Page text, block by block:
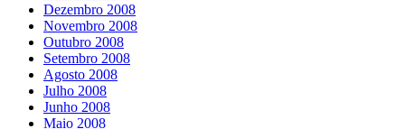
Dezembro 2008
Novembro 2008
Outubro 2008
Setembro 2008
Agosto 2008
Julho 2008
Junho 2008
Maio 2008